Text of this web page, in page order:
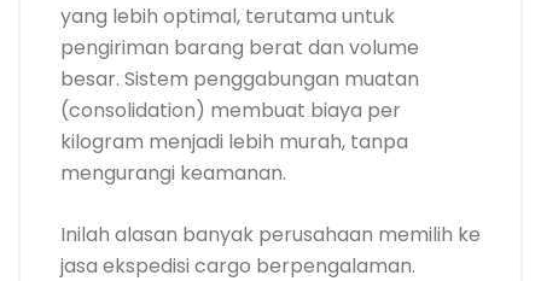
yang lebih optimal, terutama untuk
pengiriman barang berat dan volume
besar. Sistem penggabungan muatan
(consolidation) membuat biaya per
kilogram menjadi lebih murah, tanpa
mengurangi keamanan.
Inilah alasan banyak perusahaan memilih ke
jasa ekspedisi cargo berpengalaman.